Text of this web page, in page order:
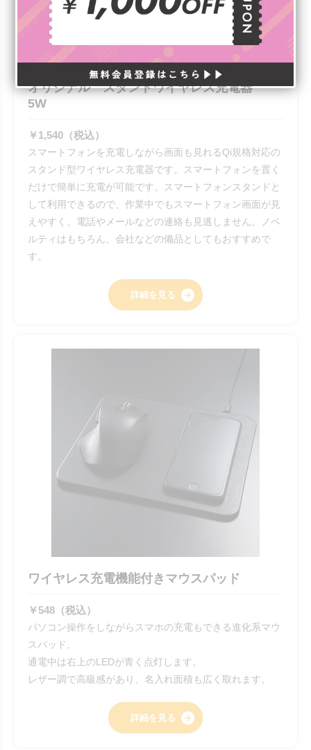
オリジナル スタンドワイヤレス充電器
5W
￥1,540（税込）
スマートフォンを充電しながら画面も見れるQi規格対応の
スタンド型ワイヤレス充電器です。スマートフォンを置く
だけで簡単に充電が可能です。スマートフォンスタンドと
して利用できるので、作業中でもスマートフォン画面が見
えやすく、電話やメールなどの連絡も見逃しません。ノベ
ルティはもちろん、会社などの備品としてもおすすめで
す。
詳細を見る
ワイヤレス充電機能付きマウスパッド
￥548（税込）
パソコン操作をしながらスマホの充電もできる進化系マウ
スパッド。
通電中は右上のLEDが青く点灯します。
レザー調で高級感があり、名入れ面積も広く取れます。
詳細を見る